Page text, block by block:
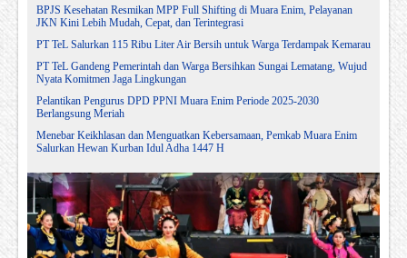
BPJS Kesehatan Resmikan MPP Full Shifting di Muara Enim, Pelayanan
JKN Kini Lebih Mudah, Cepat, dan Terintegrasi
PT TeL Salurkan 115 Ribu Liter Air Bersih untuk Warga Terdampak Kemarau
PT TeL Gandeng Pemerintah dan Warga Bersihkan Sungai Lematang, Wujud
Nyata Komitmen Jaga Lingkungan
Pelantikan Pengurus DPD PPNI Muara Enim Periode 2025-2030
Berlangsung Meriah
Menebar Keikhlasan dan Menguatkan Kebersamaan, Pemkab Muara Enim
Salurkan Hewan Kurban Idul Adha 1447 H